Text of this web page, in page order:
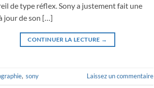
de type réflex. Sony a justement fait une
jour de son […]
CONTINUER LA LECTURE →
, sony Laissez un commentaire